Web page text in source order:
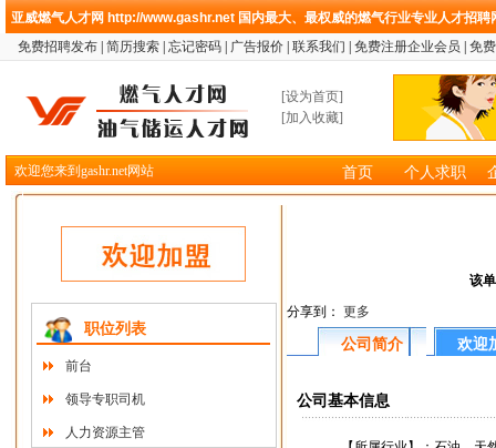
亚威燃气人才网 http://www.gashr.net 国内最大、最权威的燃气行业专业人才招
免费招聘发布 简历搜索 忘记密码 广告报价 联系我们 免费注册企业会员 免
[设为首页]
[加入收藏]
欢迎您来到gashr.net网站 首页 个人求职
职位列表
前台
领导专职司机
人力资源主管
该
分享到： 更多
公司简介 欢迎
公司基本信息